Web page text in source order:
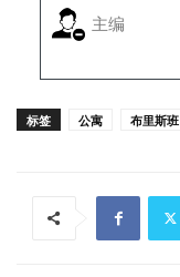
主编
标签 公寓 布里斯班